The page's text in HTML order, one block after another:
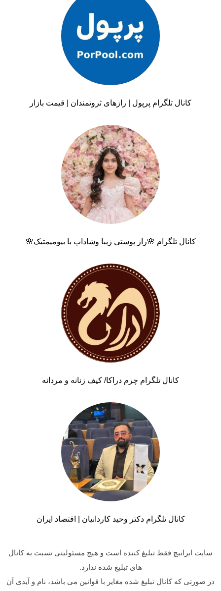
کانال تلگرام پرپول | رازهای ثروتمندان | قیمت بازار
کانال تلگرام 🌸راز پوستی زیبا وشاداب با بیومیمتیک🌸
کانال تلگرام چرم دراکا/ کیف زنانه و مردانه
کانال تلگرام دکتر وحید کاردانیان | اقتصاد ایران
سایت ایرانیچ فقط تبلیغ کننده است و هیچ مسئولیتی نسبت به کانال
های تبلیغ شده ندارد.
در صورتی که کانال تبلیغ شده مغایر با قوانین می باشد، نام و آیدی آن